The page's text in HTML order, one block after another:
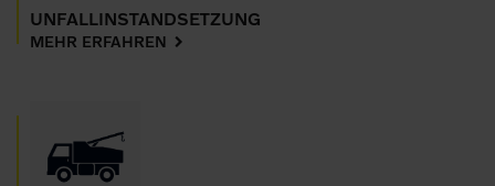
UNFALLINSTANDSETZUNG
MEHR ERFAHREN